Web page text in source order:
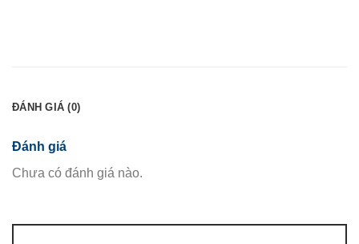
ĐÁNH GIÁ (0)
Đánh giá
Chưa có đánh giá nào.